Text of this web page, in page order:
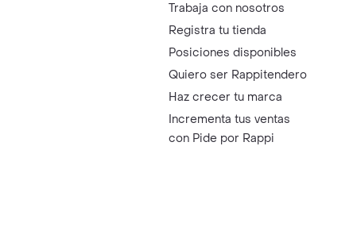
Trabaja con nosotros
Registra tu tienda
Posiciones disponibles
Quiero ser Rappitendero
Haz crecer tu marca
Incrementa tus ventas
con Pide por Rappi